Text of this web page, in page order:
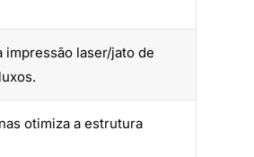
impressão laser/jato de
otimiza a estrutura